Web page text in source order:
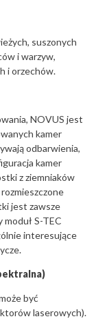
suszonych
i warzyw,
i orzechów.
NOVUS jest
kamer
odbarwienia,
kamer
z ziemniaków
jest zawsze
S-TEC
interesujące
być
laserowych).